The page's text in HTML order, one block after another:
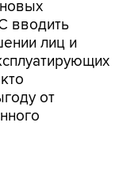
лиц и
от